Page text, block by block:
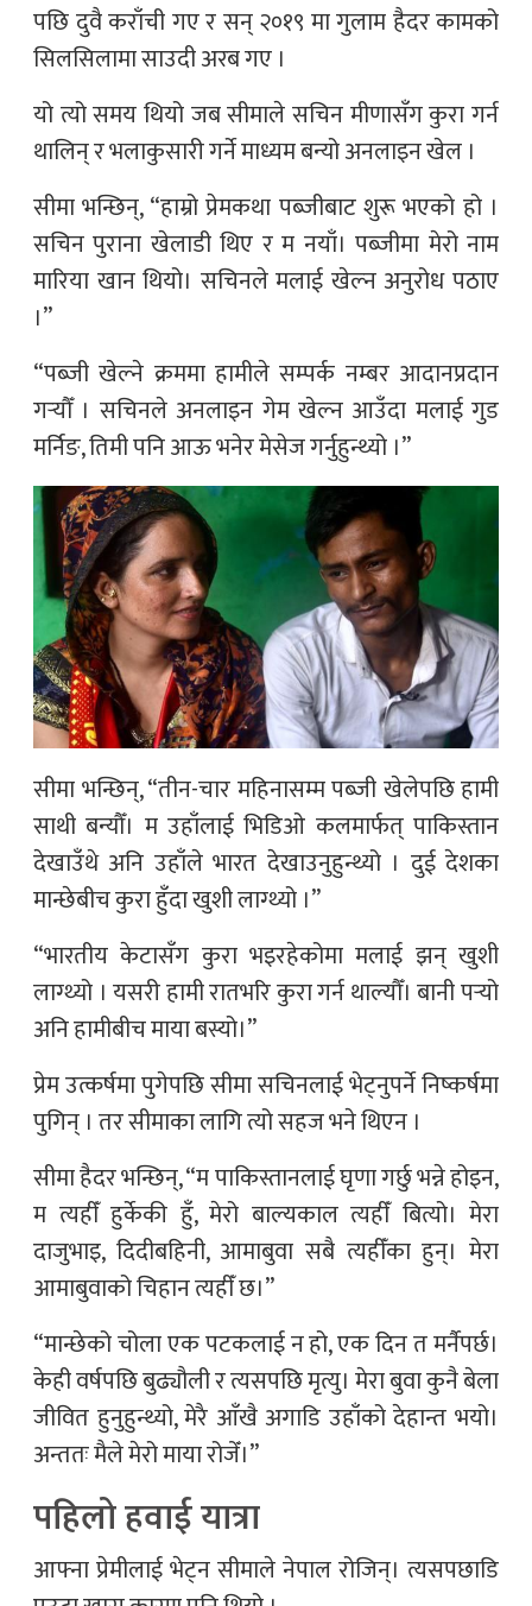
पछि दुवै कराँची गए र सन् २०१९ मा गुलाम हैदर कामको
सिलसिलामा साउदी अरब गए ।
यो त्यो समय थियो जब सीमाले सचिन मीणासँग कुरा गर्न
थालिन् र भलाकुसारी गर्ने माध्यम बन्यो अनलाइन खेल ।
सीमा भन्छिन्, “हाम्रो प्रेमकथा पब्जीबाट शुरू भएको हो ।
सचिन पुराना खेलाडी थिए र म नयाँ। पब्जीमा मेरो नाम
मारिया खान थियो। सचिनले मलाई खेल्न अनुरोध पठाए
।”
“पब्जी खेल्ने क्रममा हामीले सम्पर्क नम्बर आदानप्रदान
गर्‍यौँ । सचिनले अनलाइन गेम खेल्न आउँदा मलाई गुड
मर्निङ, तिमी पनि आऊ भनेर मेसेज गर्नुहुन्थ्यो ।”
सीमा भन्छिन्, “तीन-चार महिनासम्म पब्जी खेलेपछि हामी
साथी बन्यौँ। म उहाँलाई भिडिओ कलमार्फत् पाकिस्तान
देखाउँथे अनि उहाँले भारत देखाउनुहुन्थ्यो । दुई देशका
मान्छेबीच कुरा हुँदा खुशी लाग्थ्यो ।”
“भारतीय केटासँग कुरा भइरहेकोमा मलाई झन् खुशी
लाग्थ्यो । यसरी हामी रातभरि कुरा गर्न थाल्यौँ। बानी पर्‍यो
अनि हामीबीच माया बस्यो।”
प्रेम उत्कर्षमा पुगेपछि सीमा सचिनलाई भेट्नुपर्ने निष्कर्षमा
पुगिन् । तर सीमाका लागि त्यो सहज भने थिएन ।
सीमा हैदर भन्छिन्, “म पाकिस्तानलाई घृणा गर्छु भन्ने होइन,
म त्यहीँ हुर्केकी हुँ, मेरो बाल्यकाल त्यहीँ बित्यो। मेरा
दाजुभाइ, दिदीबहिनी, आमाबुवा सबै त्यहीँका हुन्। मेरा
आमाबुवाको चिहान त्यहीँ छ।”
“मान्छेको चोला एक पटकलाई न हो, एक दिन त मर्नैपर्छ।
केही वर्षपछि बुढ्यौली र त्यसपछि मृत्यु। मेरा बुवा कुनै बेला
जीवित हुनुहुन्थ्यो, मेरै आँखै अगाडि उहाँको देहान्त भयो।
अन्ततः मैले मेरो माया रोजेँ।”
पहिलो हवाई यात्रा
आफ्ना प्रेमीलाई भेट्न सीमाले नेपाल रोजिन्। त्यसपछाडि